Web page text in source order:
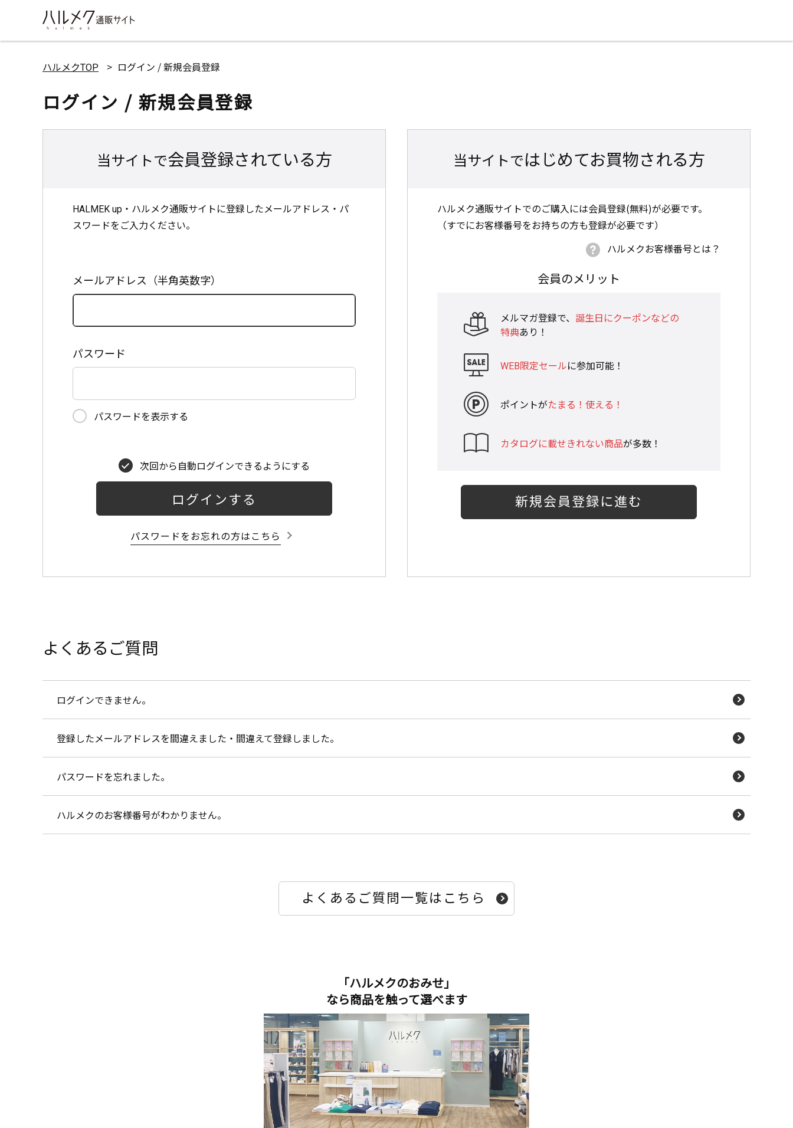
ハルメクTOP ログイン / 新規会員登録
ログイン / 新規会員登録
当サイトで会員登録されている方
HALMEK up・ハルメク通販サイトに登録したメールアドレス・パ
スワードをご入力ください。
メールアドレス（半角英数字）
パスワード
パスワードを表示する
次回から自動ログインできるようにする
ログインする
パスワードをお忘れの方はこちら
当サイトではじめてお買物される方
ハルメク通販サイトでのご購入には会員登録(無料)が必要です。
（すでにお客様番号をお持ちの方も登録が必要です）
ハルメクお客様番号とは？
会員のメリット
メルマガ登録で、 誕生日にクーポンなどの
特典あり！
WEB限定セールに参加可能！
ポイントがたまる！使える！
カタログに載せきれない商品が多数！
新規会員登録に進む
よくあるご質問
ログインできません。
登録したメールアドレスを間違えました・間違えて登録しました。
パスワードを忘れました。
ハルメクのお客様番号がわかりません。
よくあるご質問一覧はこちら
「ハルメクのおみせ」
なら商品を触って選べます